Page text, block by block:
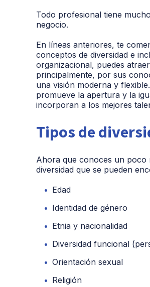
Todo profesional tiene
negocio.
En líneas anteriores, te
conceptos de diversidad e
organizacional, puedes
principalmente, por sus
una visión moderna y
promueve la apertura y la
incorporan a los mejores
Tipos de
Ahora que conoces un poco
diversidad que se pueden
Edad
Identidad de género
Etnia y nacionalidad
Diversidad funcional
Orientación sexual
Religión